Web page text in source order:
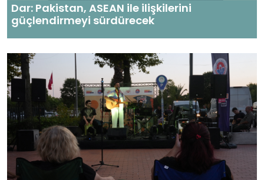
Dar: Pakistan, ASEAN ile ilişkilerini
güçlendirmeyi sürdürecek